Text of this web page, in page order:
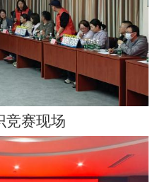
竞赛现场